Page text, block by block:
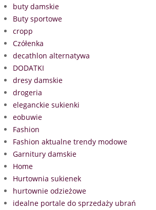
buty damskie
Buty sportowe
cropp
Czółenka
decathlon alternatywa
DODATKI
dresy damskie
drogeria
eleganckie sukienki
eobuwie
Fashion
Fashion aktualne trendy modowe
Garnitury damskie
Home
Hurtownia sukienek
hurtownie odzieżowe
idealne portale do sprzedaży ubrań